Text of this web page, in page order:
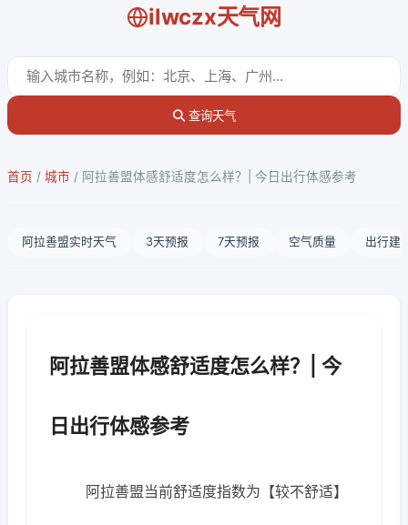
ilwczx天气网
查询天气
首页 / 城市 / 阿拉善盟体感舒适度怎么样？| 今日出行体感参考
阿拉善盟实时天气 3天预报 7天预报 空气质量 出行建
阿拉善盟体感舒适度怎么样？| 今
日出行体感参考
阿拉善盟当前舒适度指数为【较不舒适】